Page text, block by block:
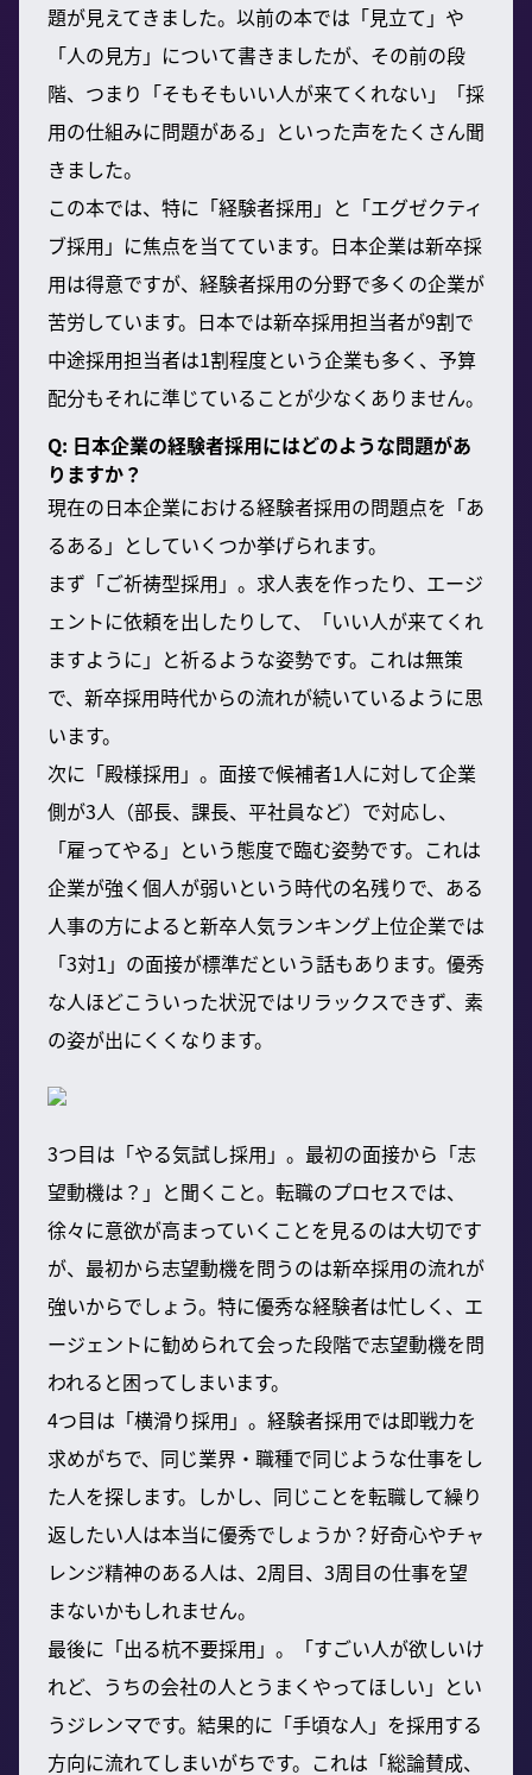
題が見えてきました。以前の本では「見立て」や
「人の見方」について書きましたが、その前の段
階、つまり「そもそもいい人が来てくれない」「採
用の仕組みに問題がある」といった声をたくさん聞
きました。
この本では、特に「経験者採用」と「エグゼクティ
ブ採用」に焦点を当てています。日本企業は新卒採
用は得意ですが、経験者採用の分野で多くの企業が
苦労しています。日本では新卒採用担当者が9割で
中途採用担当者は1割程度という企業も多く、予算
配分もそれに準じていることが少なくありません。
Q: 日本企業の経験者採用にはどのような問題があ
りますか？
現在の日本企業における経験者採用の問題点を「あ
るある」としていくつか挙げられます。
まず「ご祈祷型採用」。求人表を作ったり、エージ
ェントに依頼を出したりして、「いい人が来てくれ
ますように」と祈るような姿勢です。これは無策
で、新卒採用時代からの流れが続いているように思
います。
次に「殿様採用」。面接で候補者1人に対して企業
側が3人（部長、課長、平社員など）で対応し、
「雇ってやる」という態度で臨む姿勢です。これは
企業が強く個人が弱いという時代の名残りで、ある
人事の方によると新卒人気ランキング上位企業では
「3対1」の面接が標準だという話もあります。優秀
な人ほどこういった状況ではリラックスできず、素
の姿が出にくくなります。
3つ目は「やる気試し採用」。最初の面接から「志
望動機は？」と聞くこと。転職のプロセスでは、
徐々に意欲が高まっていくことを見るのは大切です
が、最初から志望動機を問うのは新卒採用の流れが
強いからでしょう。特に優秀な経験者は忙しく、エ
ージェントに勧められて会った段階で志望動機を問
われると困ってしまいます。
4つ目は「横滑り採用」。経験者採用では即戦力を
求めがちで、同じ業界・職種で同じような仕事をし
た人を探します。しかし、同じことを転職して繰り
返したい人は本当に優秀でしょうか？好奇心やチャ
レンジ精神のある人は、2周目、3周目の仕事を望
まないかもしれません。
最後に「出る杭不要採用」。「すごい人が欲しいけ
れど、うちの会社の人とうまくやってほしい」とい
うジレンマです。結果的に「手頃な人」を採用する
方向に流れてしまいがちです。これは「総論賛成、